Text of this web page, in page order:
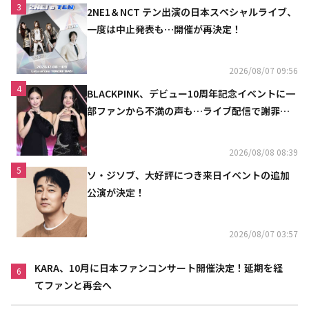
3
2NE1＆NCT テン出演の日本スペシャルライブ、
一度は中止発表も…開催が再決定！
2026/08/07 09:56
4
BLACKPINK、デビュー10周年記念イベントに一
部ファンから不満の声も…ライブ配信で謝罪
2026/08/08 08:39
5
ソ・ジソブ、大好評につき来日イベントの追加
公演が決定！
2026/08/07 03:57
6
KARA、10月に日本ファンコンサート開催決定！延期を経
てファンと再会へ